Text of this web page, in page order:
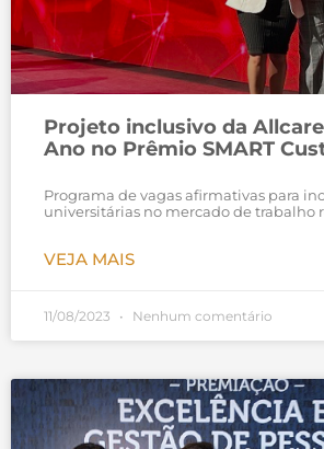
Projeto inclusivo da
Ano no Prêmio SMART
Programa de vagas afirmativas para
universitárias no mercado de trabalho
VEJA MAIS
11/08/2023 Nenhum comentário